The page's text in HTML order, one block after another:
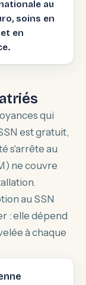
au
soins en
en
qui
est gratuit,
s'arrête au
ne couvre
au SSN
: elle dépend
à chaque